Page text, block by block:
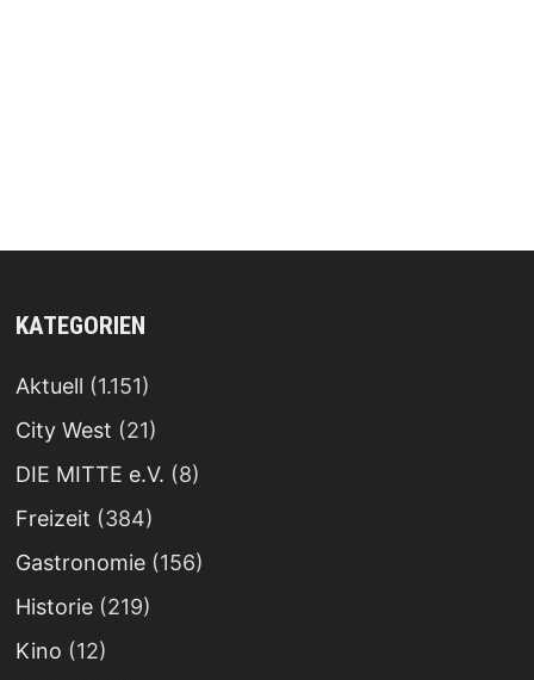
KATEGORIEN
Aktuell (1.151)
City West (21)
DIE MITTE e.V. (8)
Freizeit (384)
Gastronomie(156)
Historie(219)
Kino (12)